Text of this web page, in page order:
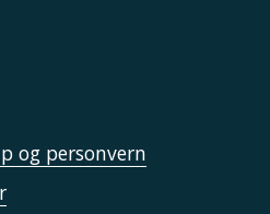
og personvern